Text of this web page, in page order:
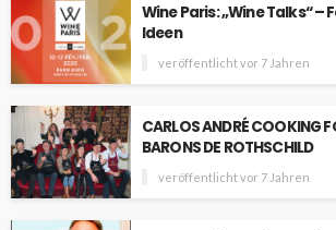
Wine Paris: „Wine Talks“ –
Ideen
veröffentlicht vor 7 Jahren
CARLOS ANDRÉ COOKING
BARONS DE ROTHSCHILD
veröffentlicht vor 7 Jahren